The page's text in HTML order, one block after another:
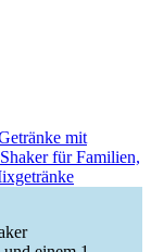
mit
für Familien,